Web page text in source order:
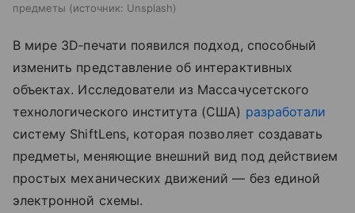
предметы
источник: Unsplash
В мире 3D‑печати появился подход, способный
изменить представление об интерактивных
объектах. Исследователи из Массачусетского
технологического института (США) разработали
систему ShiftLens, которая позволяет создавать
предметы, меняющие внешний вид под действием
простых механических движений — без единой
электронной схемы.